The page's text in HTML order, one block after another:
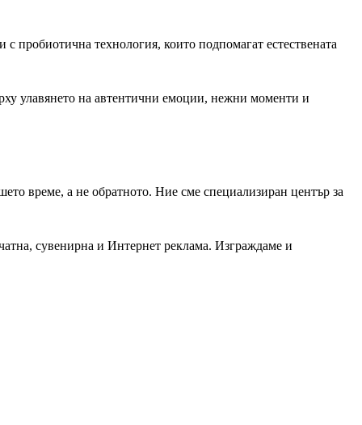
пробиотична технология, които подпомагат естествената
улавянето на автентични емоции, нежни моменти и
време, а не обратното. Ние сме специализиран център за
сувенирна и Интернет реклама. Изграждаме и